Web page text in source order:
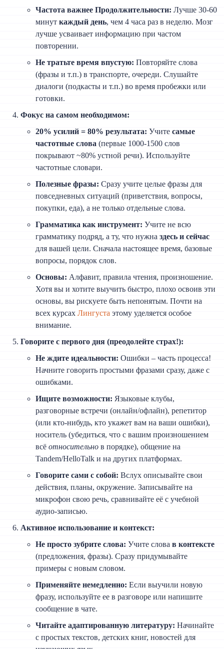
Частота важнее Продолжительности: Лучше 30-60
минуткаждый день, чем 4 часа раз в неделю. Мозг
лучше усваивает информацию при частом
повторении.
Не тратьте время впустую: Повторяйте слова
(фразы и т.п.) в транспорте, очереди. Слушайте
диалоги (подкасты и т.п.) во время пробежки или
готовки.
Фокус на самом необходимом:
20% усилий = 80% результата: Учитесамые
частотные слова (первые 1000-1500 слов
покрывают ~80% устной речи). Используйте
частотные словари.
Полезные фразы: Сразу учите целые фразы для
повседневных ситуаций (приветствия, вопросы,
покупки, еда), а не только отдельные слова.
Грамматика как инструмент: Учите не всю
грамматику подряд, а ту, что нужназдесь и сейчас
для вашей цели. Сначала настоящее время, базовые
вопросы, порядок слов.
Основы: Алфавит, правила чтения, произношение.
Хотя вы и хотите выучить быстро, плохо освоив эти
основы, вы рискуете быть непонятым. Почти на
всех курсахЛингуста этому уделяется особое
внимание.
Говорите с первого дня (преодолейте страх!):
Не ждите идеальности: Ошибки – часть процесса!
Начните говорить простыми фразами сразу, даже с
ошибками.
Ищите возможности: Языковые клубы,
разговорные встречи (онлайн/офлайн), репетитор
(или кто-нибудь, кто укажет вам на ваши ошибки),
носитель (убедиться, что с вашим произношением
всёотносительно в порядке), общение на
Tandem/HelloTalk и на других платформах.
Говорите сами с собой: Вслух описывайте свои
действия, планы, окружение. Записывайте на
микрофон свою речь, сравнивайте её с учебной
аудио-записью.
Активное использование и контекст:
Не просто зубрите слова: Учите словав контексте
(предложения, фразы). Сразу придумывайте
примеры с новым словом.
Применяйте немедленно: Если выучили новую
фразу, используйте ее в разговоре или напишите
сообщение в чате.
Читайте адаптированную литературу: Начинайте
с простых текстов, детских книг, новостей для